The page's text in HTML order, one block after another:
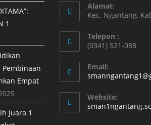
1
Empat
Juara 1
Alamat:
Kec. Ngantang,
Telepon :
(0341) 521-088
Email:
Website: